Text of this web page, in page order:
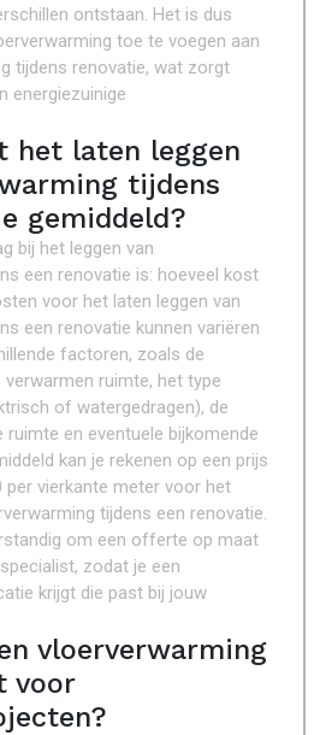
ontstaan. Het is dus
toe te voegen aan
tijdens renovatie, wat zorgt
energiezuinige
het laten leggen
tijdens
gemiddeld?
bij het leggen van
een renovatie is: hoeveel kost
voor het laten leggen van
een renovatie kunnen variëren
factoren, zoals de
ruimte, het type
of watergedragen), de
ruimte en eventuele bijkomende
kan je rekenen op een prijs
per vierkante meter voor het
tijdens een renovatie.
om een offerte op maat
zodat je een
krijgt die past bij jouw
vloerverwarming
voor